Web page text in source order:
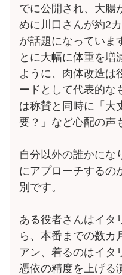
でに公開され、大腸
めに川口さんが約2
が話題になっていま
とに大幅に体重を増
ように、肉体改造は
ードとして代表的な
は称賛と同時に「大
要？」など心配の声
自分以外の誰かにな
にアプローチするの
別です。
ある役者さんはイタ
ら、本番までの数カ
アン、着るのはイタ
憑依の精度を上げる